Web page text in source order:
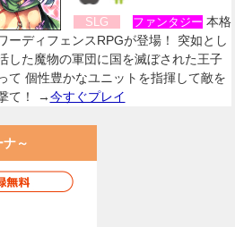
SLG ファンタジー 本格
ーディフェンスRPGが登場！ 突如とし
した魔物の軍団に国を滅ぼされた王子
て 個性豊かなユニットを指揮して敵を
て！ →今すぐプレイ
～